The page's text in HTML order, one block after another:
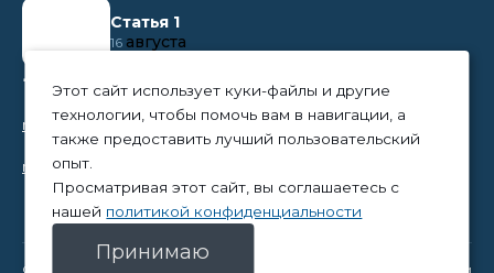
Статья 1
16 августа
+7 (495) 374 50 95
nikita@tpc-everest.ru
natalia@tpc-everest.ru
© 2023 — TPC-Everest Политика конфиденциальности
Этот сайт использует куки-файлы и другие
технологии, чтобы помочь вам в навигации, а
также предоставить лучший пользовательский
опыт.
Просматривая этот сайт, вы соглашаетесь с
нашей политикой конфиденциальности
Принимаю